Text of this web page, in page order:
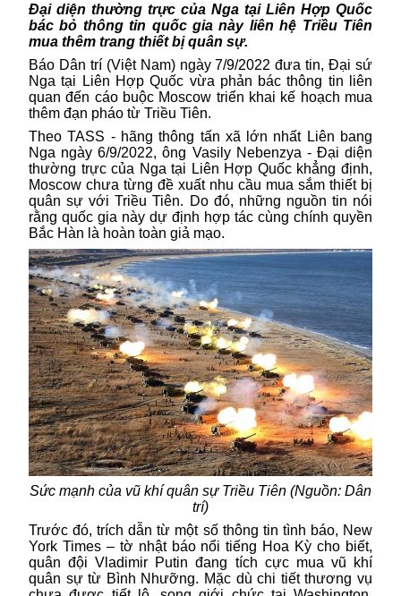
Đại diện thường trực của Nga tại Liên Hợp Quốc
bác bỏ thông tin quốc gia này liên hệ Triều Tiên
mua thêm trang thiết bị quân sự.
Báo Dân trí (Việt Nam) ngày 7/9/2022 đưa tin, Đại sứ
Nga tại Liên Hợp Quốc vừa phản bác thông tin liên
quan đến cáo buộc Moscow triển khai kế hoạch mua
thêm đạn pháo từ Triều Tiên.
Theo TASS - hãng thông tấn xã lớn nhất Liên bang
Nga ngày 6/9/2022, ông Vasily Nebenzya - Đại diện
thường trực của Nga tại Liên Hợp Quốc khẳng định,
Moscow chưa từng đề xuất nhu cầu mua sắm thiết bị
quân sự với Triều Tiên. Do đó, những nguồn tin nói
rằng quốc gia này dự định hợp tác cùng chính quyền
Bắc Hàn là hoàn toàn giả mạo.
Sức mạnh của vũ khí quân sự Triều Tiên (Nguồn: Dân
trí)
Trước đó, trích dẫn từ một số thông tin tình báo, New
York Times – tờ nhật báo nổi tiếng Hoa Kỳ cho biết,
quân đội Vladimir Putin đang tích cực mua vũ khí
quân sự từ Bình Nhưỡng. Mặc dù chi tiết thương vụ